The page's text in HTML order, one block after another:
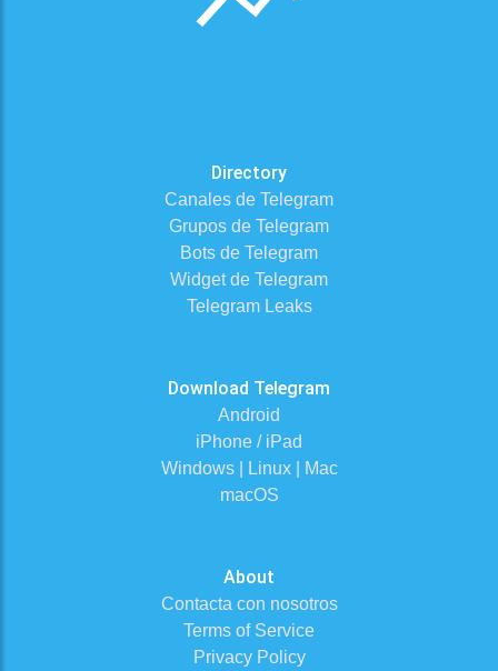
Directory
Canales de Telegram
Grupos de Telegram
Bots de Telegram
Widget de Telegram
Telegram Leaks
Download Telegram
Android
iPhone / iPad
Windows | Linux | Mac
macOS
About
Contacta con nosotros
Terms of Service
Privacy Policy